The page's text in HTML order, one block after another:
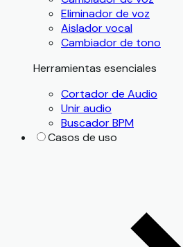
Eliminador de voz
Aislador vocal
Cambiador de tono
Herramientas esenciales
Cortador de Audio
Unir audio
Buscador BPM
Casos de uso